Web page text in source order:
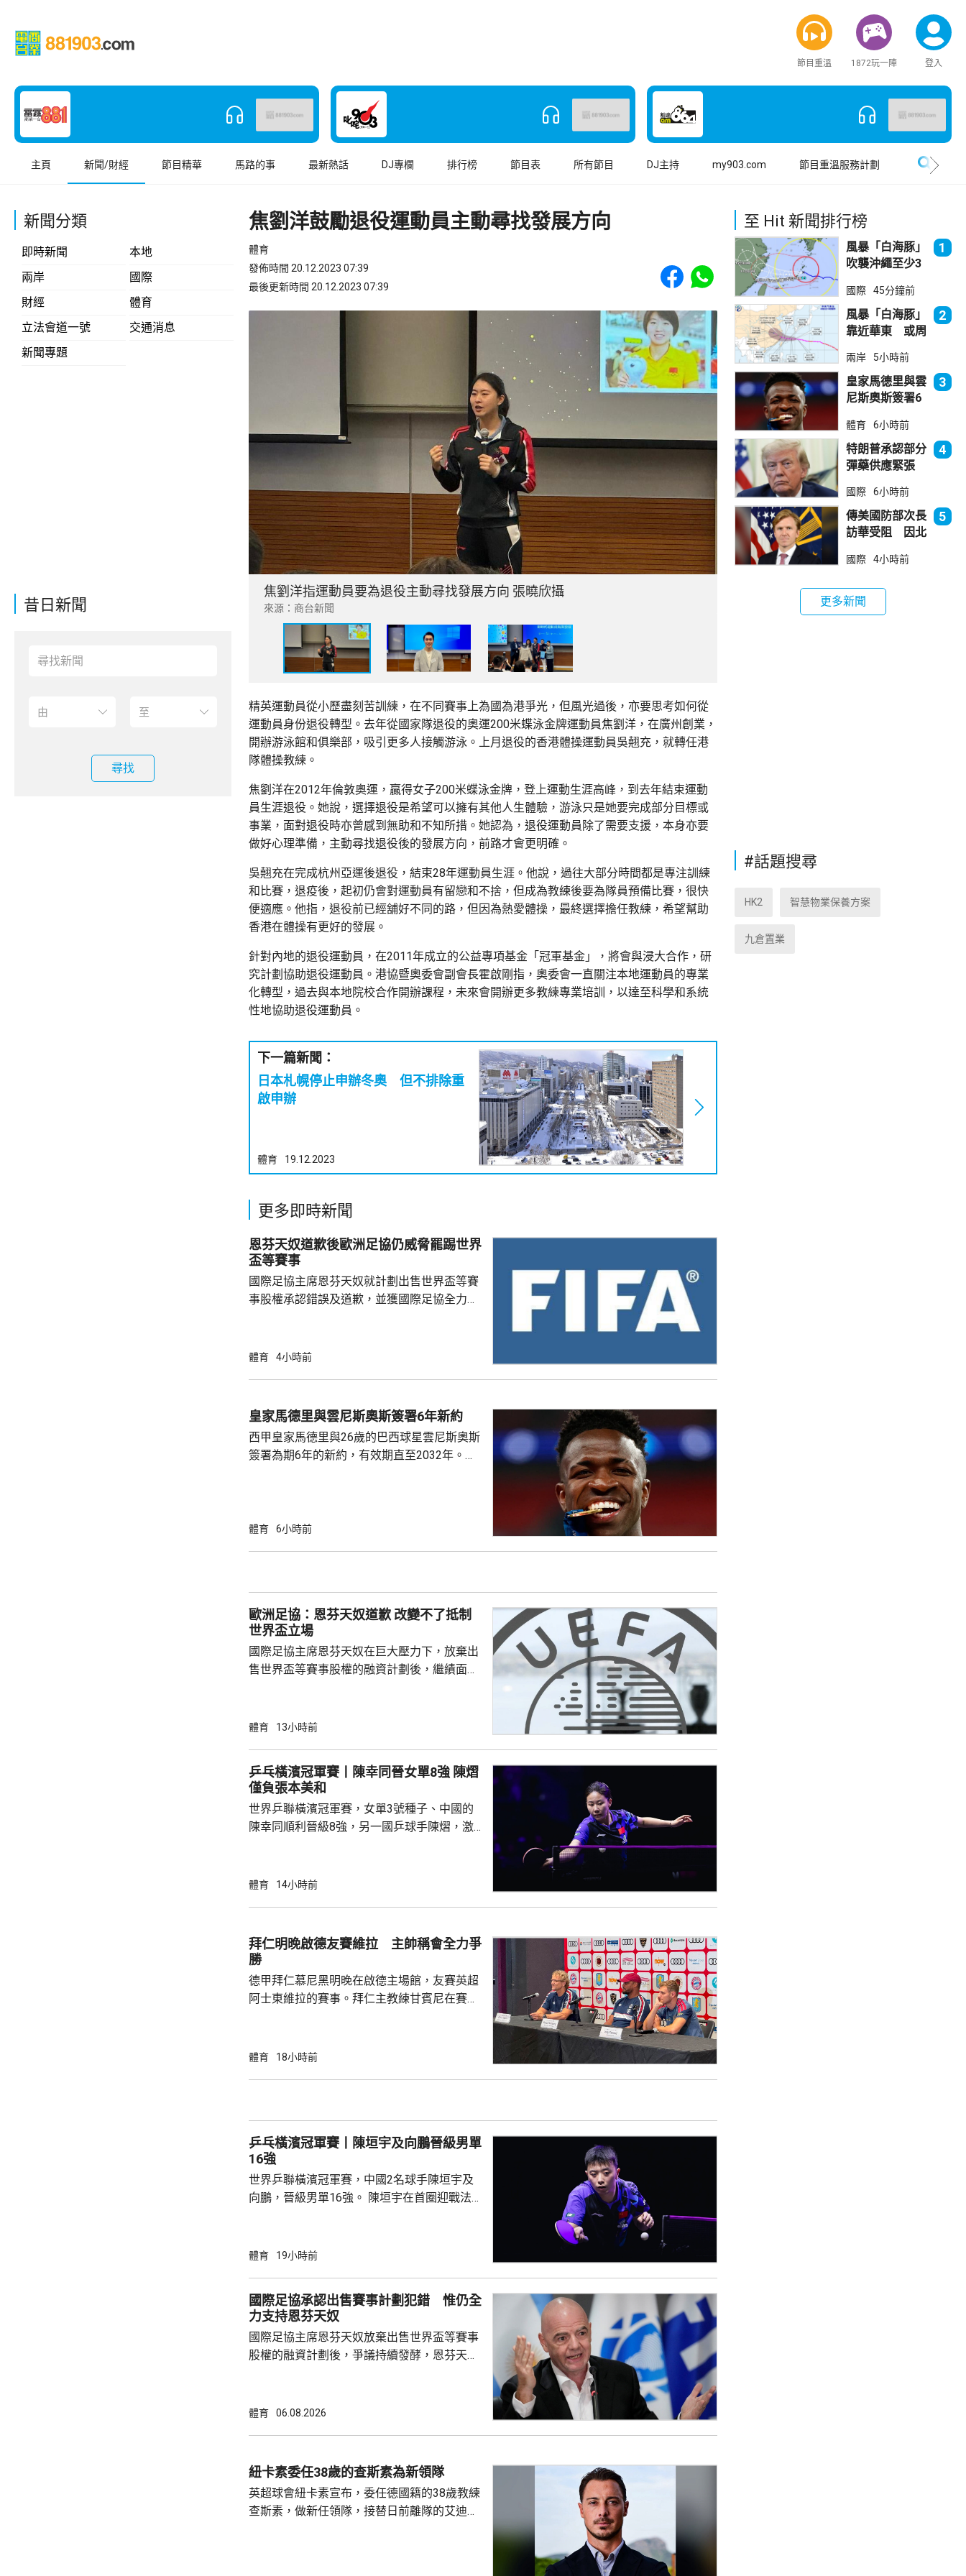
節目重溫 1872玩一陣 登入
主頁 新聞/財經 節目精華 馬路的事 最新熱話 DJ專欄 排行榜 節目表 所有節目 DJ主持 my903.com 節目重溫服務計劃
新聞分類
即時新聞
本地
兩岸
國際
財經
體育
立法會道一號
交通消息
新聞專題
昔日新聞
尋找
焦劉洋鼓勵退役運動員主動尋找發展方向
體育
發佈時間 20.12.2023 07:39
最後更新時間 20.12.2023 07:39
Share to Facebook
Share to WhatsApp
焦劉洋指運動員要為退役主動尋找發展方向 張曉欣攝
來源：商台新聞
精英運動員從小歷盡刻苦訓練，在不同賽事上為國為港爭光，但風光過後，亦要思考如何從
運動員身份退役轉型。去年從國家隊退役的奧運200米蝶泳金牌運動員焦劉洋，在廣州創業，
開辦游泳館和俱樂部，吸引更多人接觸游泳。上月退役的香港體操運動員吳翹充，就轉任港
隊體操教練。
焦劉洋在2012年倫敦奧運，贏得女子200米蝶泳金牌，登上運動生涯高峰，到去年結束運動
員生涯退役。她說，選擇退役是希望可以擁有其他人生體驗，游泳只是她要完成部分目標或
事業，面對退役時亦曾感到無助和不知所措。她認為，退役運動員除了需要支援，本身亦要
做好心理準備，主動尋找退役後的發展方向，前路才會更明確。
吳翹充在完成杭州亞運後退役，結束28年運動員生涯。他說，過往大部分時間都是專注訓練
和比賽，退疫後，起初仍會對運動員有留戀和不捨，但成為教練後要為隊員預備比賽，很快
便適應。他指，退役前已經舖好不同的路，但因為熱愛體操，最終選擇擔任教練，希望幫助
香港在體操有更好的發展。
針對內地的退役運動員，在2011年成立的公益專項基金「冠軍基金」，將會與浸大合作，研
究計劃協助退役運動員。港協暨奧委會副會長霍啟剛指，奧委會一直關注本地運動員的專業
化轉型，過去與本地院校合作開辦課程，未來會開辦更多教練專業培訓，以達至科學和系統
性地協助退役運動員。
下一篇新聞：
日本札幌停止申辦冬奧 但不排除重
啟申辦
體育 19.12.2023
更多即時新聞
恩芬天奴道歉後歐洲足協仍威脅罷踢世界
盃等賽事
國際足協主席恩芬天奴就計劃出售世界盃等賽
事股權承認錯誤及道歉，並獲國際足協全力支
確條件，第一是撤回出售賽事股權的提議，第
芬天奴擔任國際足協主席失去信心。國際職業
足球員協會則指責恩芬天奴嚴重濫用職權。
體育 4小時前
皇家馬德里與雲尼斯奧斯簽署6年新約
西甲皇家馬德里與26歲的巴西球星雲尼斯奧斯
簽署為期6年的新約，有效期直至2032年。雙
法林明高轉投皇馬，先後上陣375場賽事，入
體育 6小時前
歐洲足協：恩芬天奴道歉 改變不了抵制
世界盃立場
國際足協主席恩芬天奴在巨大壓力下，放棄出
售世界盃等賽事股權的融資計劃後，繼績面臨
歉；國際足協會後發聲明，重申全力支持恩芬
諾會確保類似事件不再發生。 歐洲足協表示，
恩芬天奴作出道歉，改變不了他們抵制世界盃
等國際足協相關賽事的立場，他們對恩芬...
體育 13小時前
乒乓橫濱冠軍賽丨陳幸同晉女單8強 陳熠
僅負張本美和
世界乒聯橫濱冠軍賽，女單3號種子、中國的
陳幸同順利晉級8強，另一國乒球手陳熠，激
全場控制大局下，以直落3局11:8、11:2及11:2
氣勢，張本美和絕地反擊 ，連追3局11: 5、
12:10及11:5逆轉晉級。 男單16強賽事...
體育 14小時前
拜仁明晚啟德友賽維拉 主帥稱會全力爭
勝
德甲拜仁慕尼黑明晚在啟德主場館，友賽英超
阿士東維拉的賽事。拜仁主教練甘賓尼在賽前
球隊本身整體能力。他表示，明天將會以爭勝
標，甘賓尼說，會爭取歐聯奪標，要達到這目
標，每位球員必須具備實力，在夏季轉會窗...
體育 18小時前
乒乓橫濱冠軍賽丨陳垣宇及向鵬晉級男單
16強
世界乒聯橫濱冠軍賽，中國2名球手陳垣宇及
向鵬，晉級男單16強。 陳垣宇在首圈迎戰法
11:2勝出；下一圈將會同南韓的張禹珍爭奪8
11:8，在16強將硬撼3號種子、日本的張本智
和。 男單16強全部產生，日本同南韓各佔...
體育 19小時前
國際足協承認出售賽事計劃犯錯 惟仍全
力支持恩芬天奴
國際足協主席恩芬天奴放棄出售世界盃等賽事
股權的融資計劃後，爭議持續發酵，恩芬天奴
長達7小時，恩芬天奴發言時承認錯誤及道
員，會後聲明重申全力支持恩芬天奴，但承認
出售賽事股權的計劃是犯下錯誤，相關程序本
應以不同的方式處理，強調無意將國際足協
理...
體育 06.08.2026
紐卡素委任38歲的查斯素為新領隊
英超球會紐卡素宣布，委任德國籍的38歲教練
查斯素，做新任領隊，接替日前離隊的艾迪賀
至 Hit 新聞排行榜
風暴「白海豚」
吹襲沖繩至少3
取消
1
國際 45分鐘前
風暴「白海豚」
靠近華東 或周
2
兩岸 5小時前
皇家馬德里與雲
尼斯奧斯簽署6
3
體育 6小時前
特朗普承認部分
彈藥供應緊張
成
4
國際 6小時前
傳美國防部次長
訪華受阻 因北
售
5
國際 4小時前
更多新聞
#話題搜尋
HK2 智慧物業保養方案
九倉置業